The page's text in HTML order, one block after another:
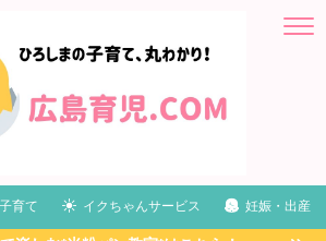
育て イクちゃんサービス 妊娠・出産